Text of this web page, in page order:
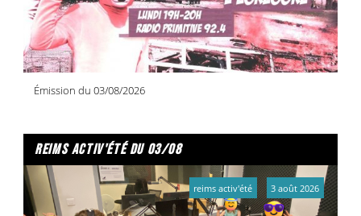
Émission du 03/08/2026
reims activ'été du 03/08
reims activ'été 3 août 2026